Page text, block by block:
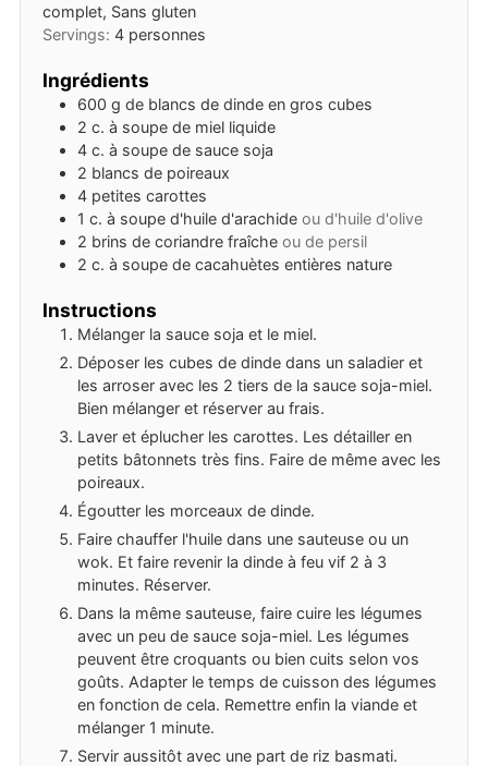
complet, Sans gluten
Servings: 4 personnes
Ingrédients
600 g de blancs de dinde en gros cubes
2 c. à soupe de miel liquide
4 c. à soupe de sauce soja
2 blancs de poireaux
4 petites carottes
1 c. à soupe d'huile d'arachide ou d'huile d'olive
2 brins de coriandre fraîche ou de persil
2 c. à soupe de cacahuètes entières nature
Instructions
Mélanger la sauce soja et le miel.
Déposer les cubes de dinde dans un saladier et
les arroser avec les 2 tiers de la sauce soja-miel.
Bien mélanger et réserver au frais.
Laver et éplucher les carottes. Les détailler en
petits bâtonnets très fins. Faire de même avec les
poireaux.
Égoutter les morceaux de dinde.
Faire chauffer l'huile dans une sauteuse ou un
wok. Et faire revenir la dinde à feu vif 2 à 3
minutes. Réserver.
Dans la même sauteuse, faire cuire les légumes
avec un peu de sauce soja-miel. Les légumes
peuvent être croquants ou bien cuits selon vos
goûts. Adapter le temps de cuisson des légumes
en fonction de cela. Remettre enfin la viande et
mélanger 1 minute.
Servir aussitôt avec une part de riz basmati.